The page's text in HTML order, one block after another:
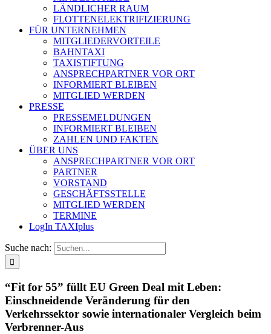
LÄNDLICHER RAUM
FLOTTENELEKTRIFIZIERUNG
FÜR UNTERNEHMEN
MITGLIEDERVORTEILE
BAHNTAXI
TAXISTIFTUNG
ANSPRECHPARTNER VOR ORT
INFORMIERT BLEIBEN
MITGLIED WERDEN
PRESSE
PRESSEMELDUNGEN
INFORMIERT BLEIBEN
ZAHLEN UND FAKTEN
ÜBER UNS
ANSPRECHPARTNER VOR ORT
PARTNER
VORSTAND
GESCHÄFTSSTELLE
MITGLIED WERDEN
TERMINE
LogIn TAXIplus
Suche nach:
“Fit for 55” füllt EU Green Deal mit Leben:
Einschneidende Veränderung für den
Verkehrssektor sowie internationaler Vergleich beim
Verbrenner-Aus